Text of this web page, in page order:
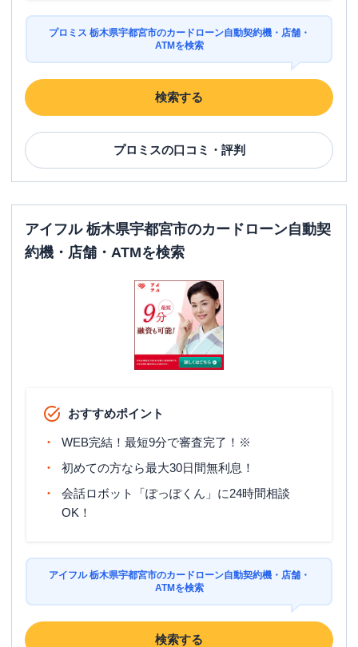
ATM ✕
住所
白木屋ビル4階
名称
営業時間
平日：09:00-21:00
土曜：09:00-21:00
ATM営業時間
平日：07:00-24:00
： 07:00-24:00
日祝 ：07:00-24:00
〇
〇
栃木県宇都宮市簗瀬町1594番地6
名称
田店 無人契約コーナー
平日：09:00-21:00
日祝：09:00-21:00
ATM営業時間
平日：-
ATM ✕
住所
栃木県宇都宮市西川田本町１丁目１－４
３ １Ｆ
プロミス 栃木県宇都宮市のカードローン自動契約機・店舗・
ATMを検索
検索する
プロミスの口コミ・評判
アイフル 栃木県宇都宮市のカードローン自動契
約機・店舗・ATMを検索
おすすめポイント
WEB完結！最短9分で審査完了！※
初めての方なら最大30日間無利息！
会話ロボット「ぽっぽくん」に24時間相談
OK！
アイフル 栃木県宇都宮市のカードローン自動契約機・店舗・
ATMを検索
検索する